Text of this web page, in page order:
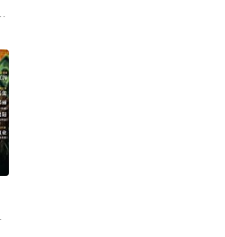
，灵段，接连破获数起重案要案的艰难过程
安与昆曲名伶荣筱楠推向不死不休的
越酷文化传媒有限公司
见自
探长穆英搭档，侦破阎王娶亲、五鬼运
及第入翰林院的奇女子。十年前的她
女儿奴的属性，请求老炮儿顾炎带自己